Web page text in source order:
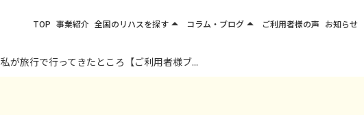
私が旅行で行ってきたところ【ご利用者様ブ...
TOP 事業紹介 全国のリハスを探すarrow_drop_up
東北エリア
コラム・ブログarrow_drop_up
事業所ブログ
ご利用者様の声 お知らせ